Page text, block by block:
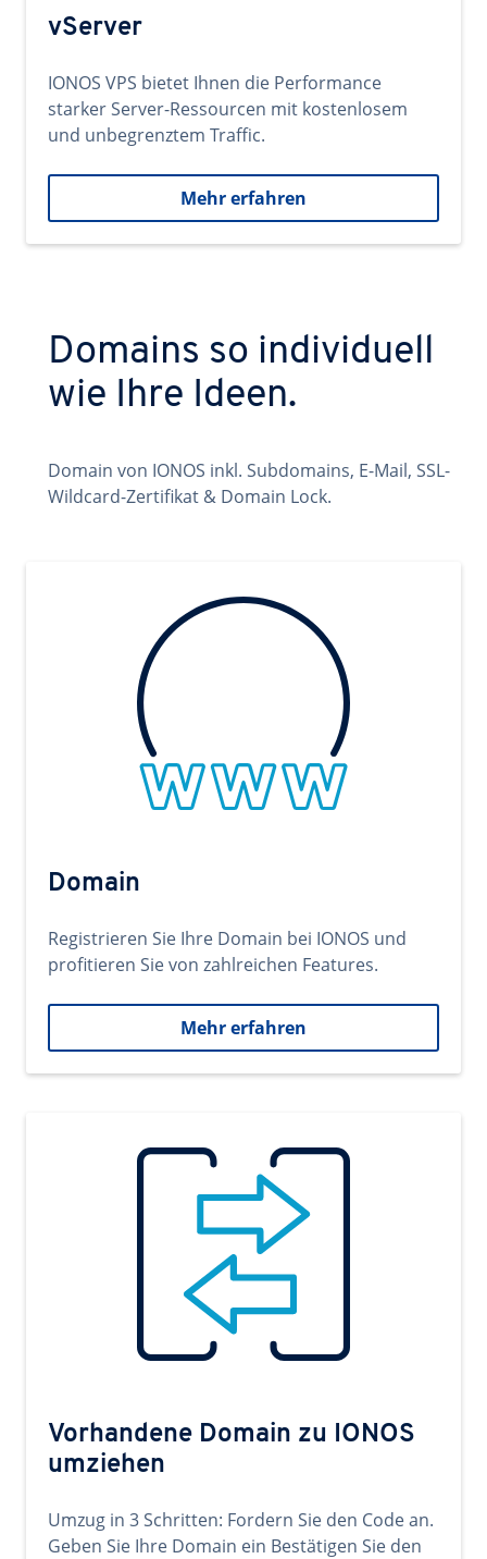
vServer
IONOS VPS bietet Ihnen die Performance
starker Server-Ressourcen mit kostenlosem
und unbegrenztem Traffic.
Mehr erfahren
Domains so individuell
wie Ihre Ideen.
Domain von IONOS inkl. Subdomains, E-Mail, SSL-
Wildcard-Zertifikat & Domain Lock.
Domain
Registrieren Sie Ihre Domain bei IONOS und
profitieren Sie von zahlreichen Features.
Mehr erfahren
Vorhandene Domain zu IONOS
umziehen
Umzug in 3 Schritten: Fordern Sie den Code an.
Geben Sie Ihre Domain ein Bestätigen Sie den